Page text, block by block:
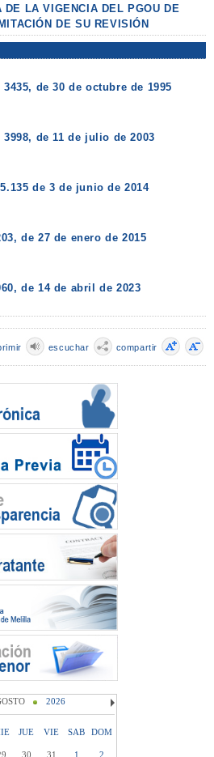
DE LA VIGENCIA DEL PGOU DE
DE SU REVISIÓN
de 30 de octubre de 1995
de 11 de julio de 2003
de 3 de junio de 2014
de 27 de enero de 2015
de 14 de abril de 2023
compartir
escuchar
2026
JUE VIE SAB DOM
30 31 1
2